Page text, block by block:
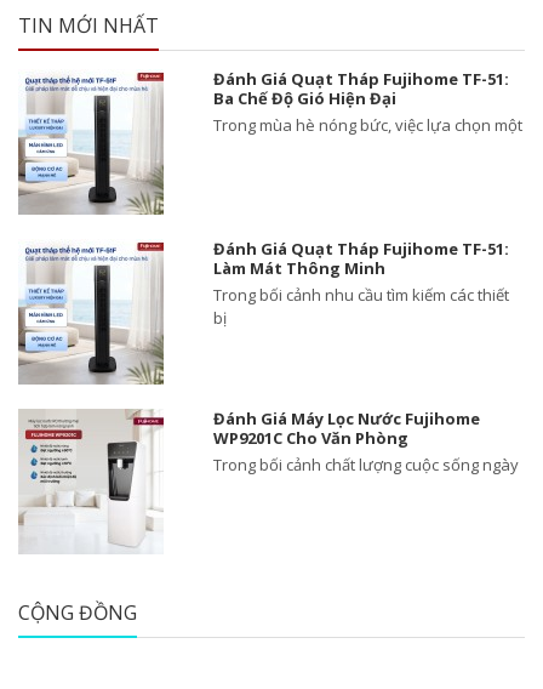
TIN MỚI NHẤT
Đánh Giá Quạt Tháp Fujihome TF-51:
Ba Chế Độ Gió Hiện Đại
Trong mùa hè nóng bức, việc lựa chọn một
Đánh Giá Quạt Tháp Fujihome TF-51:
Làm Mát Thông Minh
Trong bối cảnh nhu cầu tìm kiếm các thiết
bị
Đánh Giá Máy Lọc Nước Fujihome
WP9201C Cho Văn Phòng
Trong bối cảnh chất lượng cuộc sống ngày
CỘNG ĐỒNG